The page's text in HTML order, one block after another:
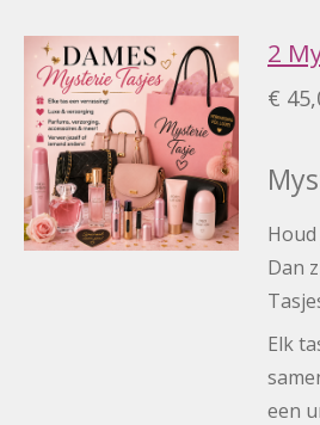
2
€
Dan
Elk
een